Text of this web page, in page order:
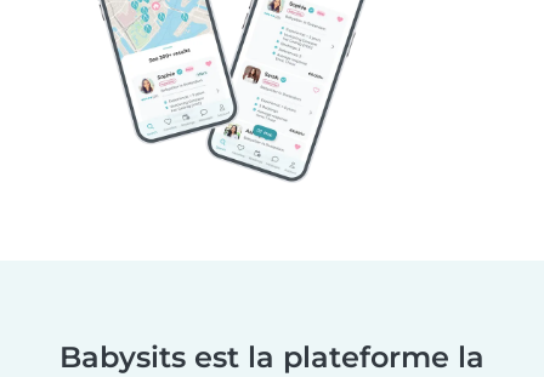
Babysits est la plateforme la